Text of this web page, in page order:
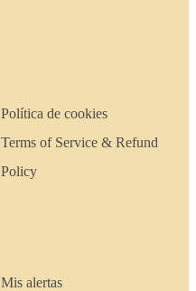
Política de cookies
Terms of Service & Refund
Policy
Mis alertas